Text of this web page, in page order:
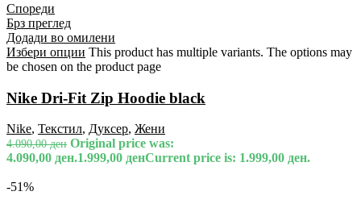
Спореди
Брз преглед
Додади во омилени
Избери опции This product has multiple variants. The options may
be chosen on the product page
Nike Dri-Fit Zip Hoodie black
Nike, Текстил, Дуксер, Жени
4.090,00ден Original price was:
4.090,00 ден.1.999,00 денCurrent price is: 1.999,00 ден.
-51%